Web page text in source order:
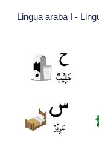
Lingua araba I -